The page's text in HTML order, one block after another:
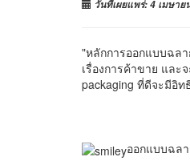
วันที่เผยแพร่: 4 เมษาย
"หลักการออกแบบฉล
เรื่องการค้าขาย แล
packaging ที่ดีจะมีอิ
ออกแบบฉล